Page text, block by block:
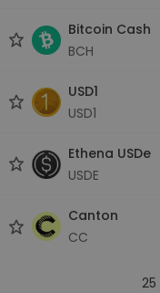
Bitcoin Cash
BCH
USD1
USD1
Ethena USDe
USDE
Canton
CC
25